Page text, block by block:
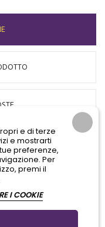
in modo rapido
con materiali
e di terze
e mostrarti
preferenze,
Per
premi il
I COOKIE